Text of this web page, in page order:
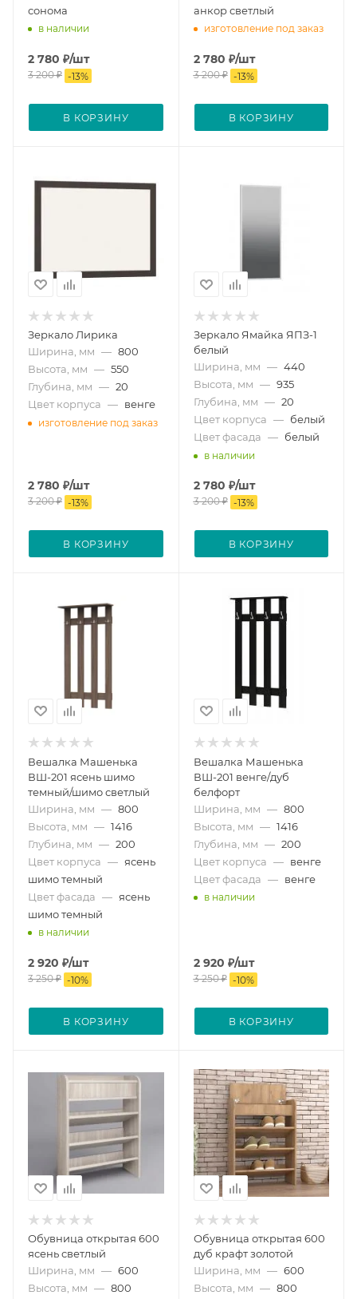
сонома
в наличии
2 780 ₽/шт
3 200₽ -13%
В КОРЗИНУ
анкор светлый
изготовление под заказ
2 780 ₽/шт
3 200₽ -13%
В КОРЗИНУ
Зеркало Лирика
Ширина, мм — 800
Высота, мм — 550
Глубина, мм — 20
Цвет корпуса — венге
изготовление под заказ
2 780 ₽/шт
3 200₽ -13%
В КОРЗИНУ
Зеркало Ямайка ЯПЗ-1
белый
Ширина, мм — 440
Высота, мм — 935
Глубина, мм — 20
Цвет корпуса — белый
Цвет фасада — белый
в наличии
2 780 ₽/шт
3 200₽ -13%
В КОРЗИНУ
Вешалка Машенька
ВШ-201 ясень шимо
темный/шимо светлый
Ширина, мм — 800
Высота, мм — 1416
Глубина, мм — 200
Цвет корпуса — ясень
шимо темный
Цвет фасада — ясень
шимо темный
в наличии
2 920 ₽/шт
3 250₽ -10%
В КОРЗИНУ
Вешалка Машенька
ВШ-201 венге/дуб
белфорт
Ширина, мм — 800
Высота, мм — 1416
Глубина, мм — 200
Цвет корпуса — венге
Цвет фасада — венге
в наличии
2 920 ₽/шт
3 250₽ -10%
В КОРЗИНУ
Обувница открытая 600
ясень светлый
Ширина, мм — 600
Высота, мм — 800
Обувница открытая 600
дуб крафт золотой
Ширина, мм — 600
Высота, мм — 800